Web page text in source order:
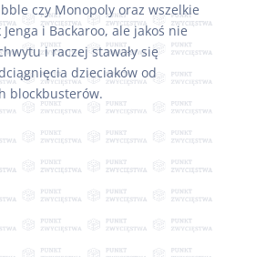
czy Monopoly oraz wszelkie
i Backaroo, ale jakoś nie
i raczej stawały się
dzieciaków od
blockbusterów.